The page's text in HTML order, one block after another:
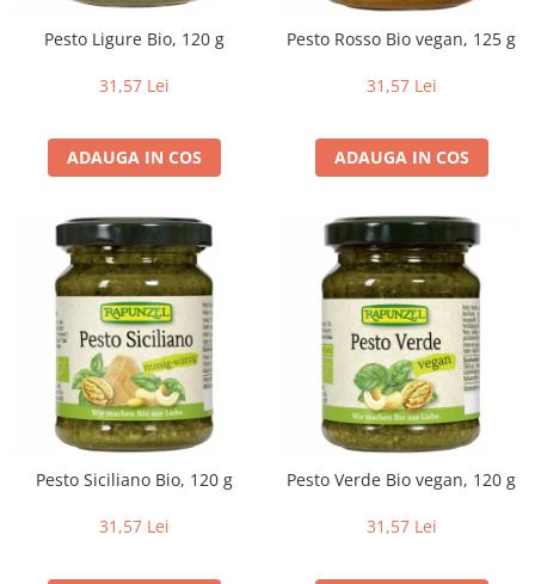
Pesto Ligure Bio, 120 g
31,57 Lei
ADAUGA IN COS
Pesto Rosso Bio vegan, 125 g
31,57 Lei
ADAUGA IN COS
Pesto Siciliano Bio, 120 g
31,57 Lei
Pesto Verde Bio vegan, 120 g
31,57 Lei